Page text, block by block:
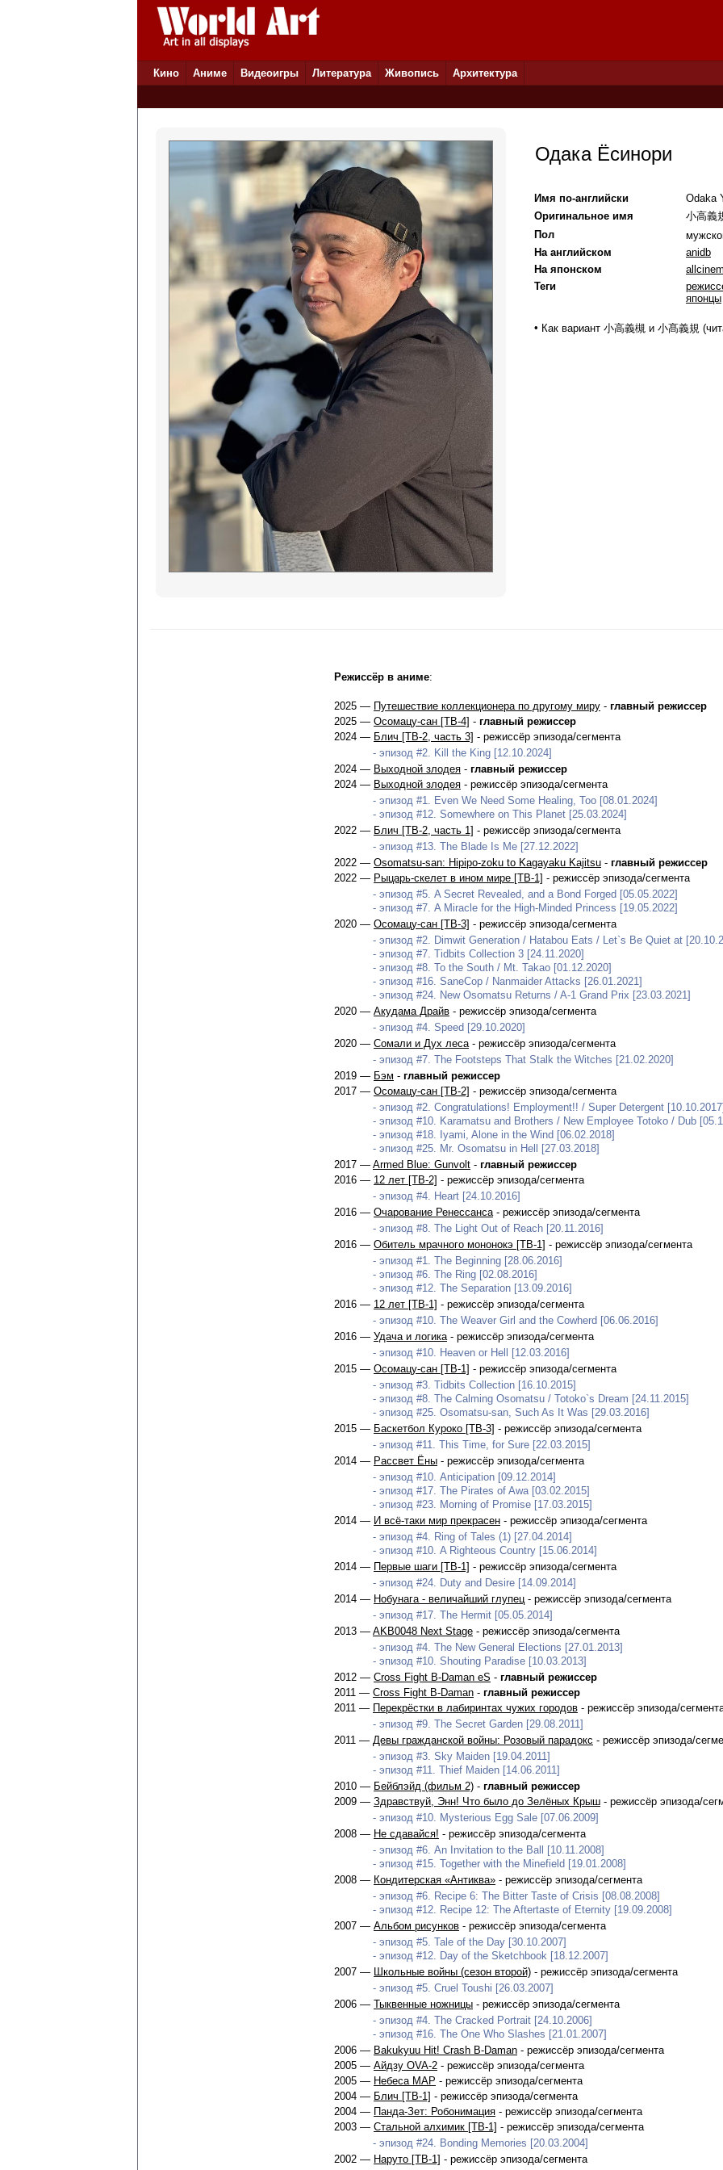
Кино Аниме Видеоигры Литература Живопись Архитектура
Одака Ёсинори
Имя по-английски
Odaka
Оригинальное имя
小高義
Пол
На английском
anidb
На японском
Теги
японцы
• Как вариант 小高義槻 и 小髙義規
Режиссёр в аниме:
2025 — Путешествие коллекционера по другому миру - главный режиссер
2025 — Осомацу-сан [ТВ-4] - главный режиссер
2024 — Блич [ТВ-2, часть 3] - режиссёр эпизода/сегмента
- эпизод #2. Kill the King [12.10.2024]
2024 — Выходной злодея - главный режиссер
2024 — Выходной злодея - режиссёр эпизода/сегмента
- эпизод #1. Even We Need Some Healing, Too [08.01.2024]
- эпизод #12. Somewhere on This Planet [25.03.2024]
2022 — Блич [ТВ-2, часть 1] - режиссёр эпизода/сегмента
- эпизод #13. The Blade Is Me [27.12.2022]
2022 — Osomatsu-san: Hipipo-zoku to Kagayaku Kajitsu - главный режиссер
2022 — Рыцарь-скелет в ином мире [ТВ-1] - режиссёр эпизода/сегмента
- эпизод #5. A Secret Revealed, and a Bond Forged [05.05.2022]
- эпизод #7. A Miracle for the High-Minded Princess [19.05.2022]
2020 — Осомацу-сан [ТВ-3] - режиссёр эпизода/сегмента
- эпизод #2. Dimwit Generation / Hatabou Eats / Let`s Be Quiet at
- эпизод #7. Tidbits Collection 3 [24.11.2020]
- эпизод #8. To the South / Mt. Takao [01.12.2020]
- эпизод #16. SaneCop / Nanmaider Attacks [26.01.2021]
- эпизод #24. New Osomatsu Returns / A-1 Grand Prix [23.03.2021]
2020 — Акудама Драйв - режиссёр эпизода/сегмента
- эпизод #4. Speed [29.10.2020]
2020 — Сомали и Дух леса- режиссёр эпизода/сегмента
- эпизод #7. The Footsteps That Stalk the Witches [21.02.2020]
2019 — Бэм - главный режиссер
2017 — Осомацу-сан [ТВ-2] - режиссёр эпизода/сегмента
- эпизод #2. Congratulations! Employment!! / Super Detergent [10.10.2017]
- эпизод #10. Karamatsu and Brothers / New Employee Totoko / Dub
- эпизод #18. Iyami, Alone in the Wind [06.02.2018]
- эпизод #25. Mr. Osomatsu in Hell [27.03.2018]
2017 — Armed Blue: Gunvolt - главный режиссер
2016 — 12 лет [ТВ-2] - режиссёр эпизода/сегмента
- эпизод #4. Heart [24.10.2016]
2016 — Очарование Ренессанса- режиссёр эпизода/сегмента
- эпизод #8. The Light Out of Reach [20.11.2016]
2016 — Обитель мрачного мононокэ [ТВ-1] - режиссёр эпизода/сегмента
- эпизод #1. The Beginning [28.06.2016]
- эпизод #6. The Ring [02.08.2016]
- эпизод #12. The Separation [13.09.2016]
2016 — 12 лет [ТВ-1] - режиссёр эпизода/сегмента
- эпизод #10. The Weaver Girl and the Cowherd [06.06.2016]
2016 — Удача и логика- режиссёр эпизода/сегмента
- эпизод #10. Heaven or Hell [12.03.2016]
2015 — Осомацу-сан [ТВ-1] - режиссёр эпизода/сегмента
- эпизод #3. Tidbits Collection [16.10.2015]
- эпизод #8. The Calming Osomatsu / Totoko`s Dream [24.11.2015]
- эпизод #25. Osomatsu-san, Such As It Was [29.03.2016]
2015 — Баскетбол Куроко [ТВ-3] - режиссёр эпизода/сегмента
- эпизод #11. This Time, for Sure [22.03.2015]
2014 — Рассвет Ёны - режиссёр эпизода/сегмента
- эпизод #10. Anticipation [09.12.2014]
- эпизод #17. The Pirates of Awa [03.02.2015]
- эпизод #23. Morning of Promise [17.03.2015]
2014 — И всё-таки мир прекрасен - режиссёр эпизода/сегмента
- эпизод #4. Ring of Tales (1) [27.04.2014]
- эпизод #10. A Righteous Country [15.06.2014]
2014 — Первые шаги [ТВ-1] - режиссёр эпизода/сегмента
- эпизод #24. Duty and Desire [14.09.2014]
2014 — Нобунага - величайший глупец- режиссёр эпизода/сегмента
- эпизод #17. The Hermit [05.05.2014]
2013 — AKB0048 Next Stage - режиссёр эпизода/сегмента
- эпизод #4. The New General Elections [27.01.2013]
- эпизод #10. Shouting Paradise [10.03.2013]
2012 — Cross Fight B-Daman eS - главный режиссер
2011 — Cross Fight B-Daman - главный режиссер
2011 — Перекрёстки в лабиринтах чужих городов - режиссёр эпизода/
- эпизод #9. The Secret Garden [29.08.2011]
2011 — Девы гражданской войны: Розовый парадокс - режиссёр эпизода/
- эпизод #3. Sky Maiden [19.04.2011]
- эпизод #11. Thief Maiden [14.06.2011]
2010 — Бейблэйд (фильм 2) - главный режиссер
2009 — Здравствуй, Энн! Что было до Зелёных Крыш - режиссёр эпизода/
- эпизод #10. Mysterious Egg Sale [07.06.2009]
2008 — Не сдавайся! - режиссёр эпизода/сегмента
- эпизод #6. An Invitation to the Ball [10.11.2008]
- эпизод #15. Together with the Minefield [19.01.2008]
2008 — Кондитерская «Антиква» - режиссёр эпизода/сегмента
- эпизод #6. Recipe 6: The Bitter Taste of Crisis [08.08.2008]
- эпизод #12. Recipe 12: The Aftertaste of Eternity [19.09.2008]
2007 — Альбом рисунков - режиссёр эпизода/сегмента
- эпизод #5. Tale of the Day [30.10.2007]
- эпизод #12. Day of the Sketchbook [18.12.2007]
2007 — Школьные войны (сезон второй) - режиссёр эпизода/сегмента
- эпизод #5. Cruel Toushi [26.03.2007]
2006 — Тыквенные ножницы - режиссёр эпизода/сегмента
- эпизод #4. The Cracked Portrait [24.10.2006]
- эпизод #16. The One Who Slashes [21.01.2007]
2006 — Bakukyuu Hit! Crash B-Daman - режиссёр эпизода/сегмента
2005 — Айдзу OVA-2 - режиссёр эпизода/сегмента
2005 — Небеса МАР - режиссёр эпизода/сегмента
2004 — Блич [ТВ-1] - режиссёр эпизода/сегмента
2004 — Панда-Зет: Робонимация - режиссёр эпизода/сегмента
2003 — Стальной алхимик [ТВ-1] - режиссёр эпизода/сегмента
- эпизод #24. Bonding Memories [20.03.2004]
2002 — Наруто [ТВ-1] - режиссёр эпизода/сегмента